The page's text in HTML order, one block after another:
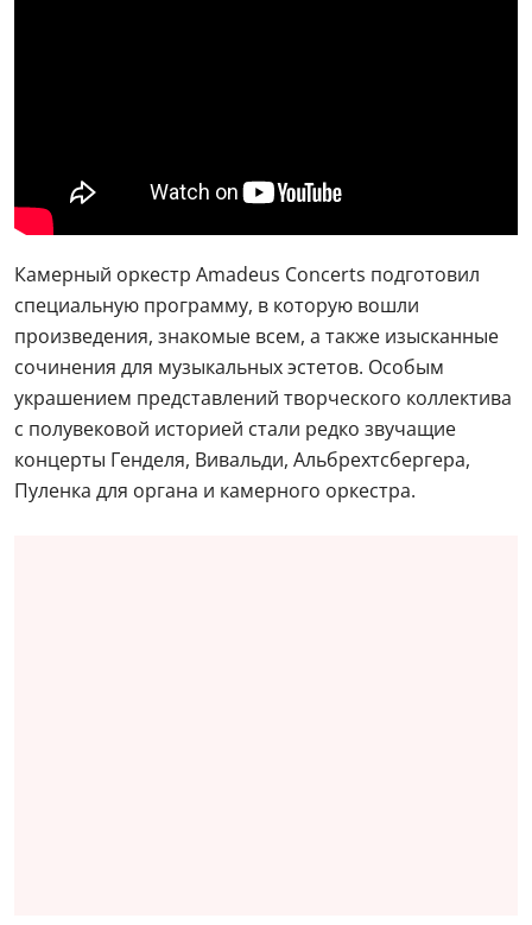
Камерный оркестр Amadeus Concerts подготовил
специальную программу, в которую вошли
произведения, знакомые всем, а также изысканные
сочинения для музыкальных эстетов. Особым
украшением представлений творческого коллектива
с полувековой историей стали редко звучащие
концерты Генделя, Вивальди, Альбрехтсбергера,
Пуленка для органа и камерного оркестра.